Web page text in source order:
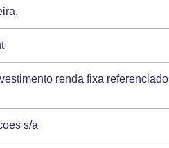
renda fixa referenciado
s/a